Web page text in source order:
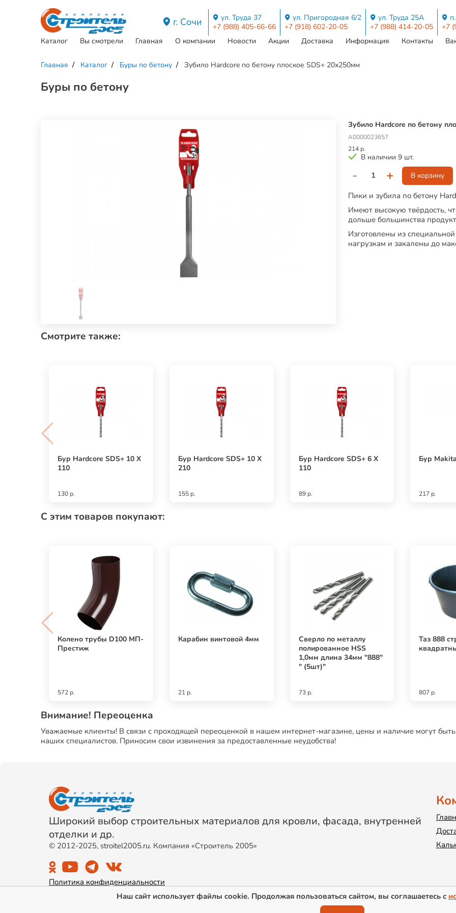
г. Сочи
ул. Труда 37
+7 (988) 405-66-66
ул. Пригородная 6/2
+7 (918) 602-20-05
ул. Труда 25А
+7 (988) 414-20-05
+7
Каталог
Вы смотрели Главная О компании Новости Акции Доставка Информация Контакты
Главная Каталог Буры по бетону Зубило Hardcore по бетону плоское SDS+ 20х250мм
Буры по бетону
Зубило Hardcore по бетону
А0000023657
214 р.
В наличии 9 шт.
- + В корзину
Пики и зубила по бетону
Имеют высокую твёрдость,
дольше большинства
Изготовлены из
нагрузкам и закалены до
Смотрите также:
Бур Hardcore SDS+ 10 X
110
130 р.
Бур Hardcore SDS+ 10 X
210
155 р.
Бур Hardcore SDS+ 6 X
110
89 р.
Бур
217 р.
С этим товаров покупают:
Колено трубы D100 МП-
Престиж
572 р.
Карабин винтовой 4мм
21 р.
Сверло по металлу
полированное HSS
1,0мм длина 34мм "888"
" (5шт)"
73 р.
Таз 888
807 р.
Внимание! Переоценка
Уважаемые клиенты! В связи с проходящей переоценкой в нашем интернет-магазине, цены и наличие могут
наших специалистов. Приносим свои извинения за предоставленные неудобства!
Широкий выбор строительных материалов для кровли, фасада, внутренней
отделки и др.
© 2012-2025, stroitel2005.ru. Компания «Строитель 2005»
Политика конфиденциальности
Наш сайт использует файлы cookie. Продолжая пользоваться сайтом, вы соглашаетесь с